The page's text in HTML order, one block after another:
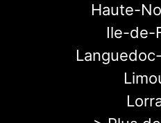
Haute-
Ile-de-